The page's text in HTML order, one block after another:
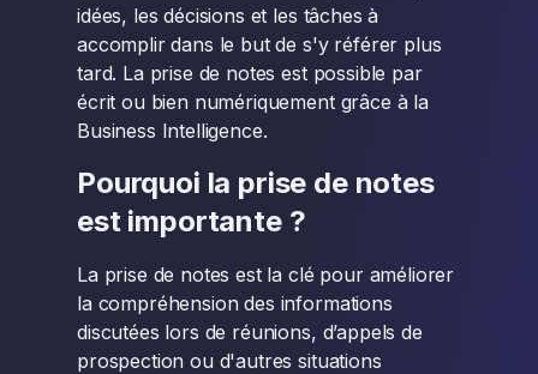
idées, les décisions et les tâches à
accomplir dans le but de s'y référer plus
tard. La prise de notes est possible par
écrit ou bien numériquement grâce à la
Business Intelligence.
Pourquoi la prise de notes
est importante ?
La prise de notes est la clé pour améliorer
la compréhension des informations
discutées lors de réunions, d’appels de
prospection ou d'autres situations